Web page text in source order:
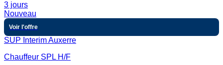
3 jours
Nouveau
Voir l'offre
SUP Interim Auxerre
Chauffeur SPL H/F